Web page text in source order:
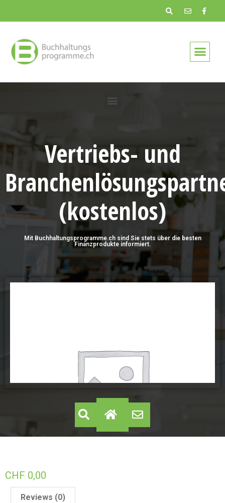
Vertriebs- und
(kostenlos)
Mit Buchhaltungsprogramme.ch sind Sie stets über die besten
Finanzprodukte informiert.
CHF 0,00
Reviews (0)